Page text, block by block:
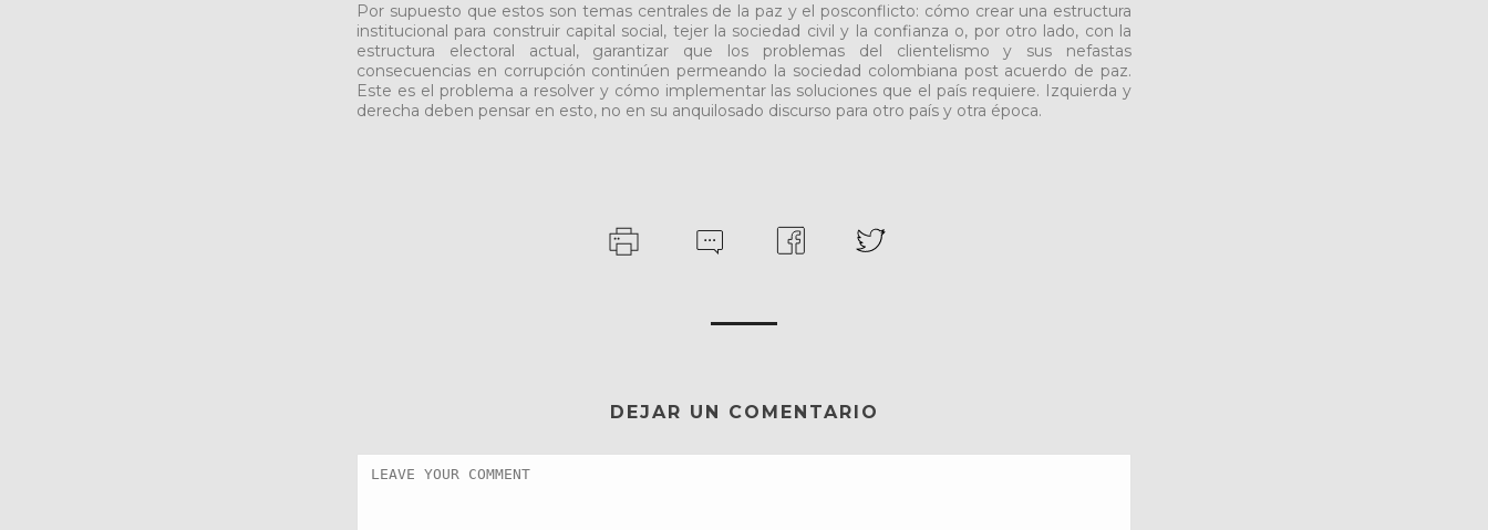
Por supuesto que estos son temas centrales de la paz y el posconflicto: cómo crear una estructura
institucional para construir capital social, tejer la sociedad civil y la confianza o, por otro lado, con la
estructura electoral actual, garantizar que los problemas del clientelismo y sus nefastas
consecuencias en corrupción continúen permeando la sociedad colombiana post acuerdo de paz.
Este es el problema a resolver y cómo implementar las soluciones que el país requiere. Izquierda y
derecha deben pensar en esto, no en su anquilosado discurso para otro país y otra época.
DEJAR UN COMENTARIO